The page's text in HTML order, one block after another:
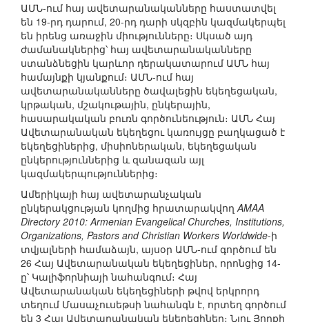
ԱՄՆ-ում հայ ավետարանականները հաստատվել
են 19-րդ դարում, 20-րդ դարի սկզբին կազմակերպել
են իրենց առաջին միությունները։ Սկսած այդ
ժամանակներից՝ հայ ավետարանականները
ստանձնեցին կարևոր դերակատարում ԱՄՆ հայ
համայնքի կյանքում։ ԱՄՆ-ում հայ
ավետարանականները ծավալեցին եկեղեցական,
կրթական, մշակութային, ընկերային,
հասարակական բուռն գործունեություն։ ԱՄՆ Հայ
Ավետարանական եկեղեցու կառույցը բաղկացած է
եկեղեցիներից, միսիոներական, եկեղեցական
ընկերություններից և զանազան այլ
կազմակերպություններից։
Ամերիկայի հայ ավետարանչական
ընկերակցության կողմից հրատարակվողAMAA
Directory 2010: Armenian Evangelical Churches, Institutions,
Organizations, Pastors and Christian Workers Worldwide-ի
տվյալների համաձայն, այսօր ԱՄՆ-ում գործում են
26 Հայ Ավետարանական եկեղեցիներ, որոնցից 14-
ը՝ Կալիֆորնիայի նահանգում։ Հայ
Ավետարանական եկեղեցիների թվով երկրորդ
տեղում Մասաչուսեթսի նահանգն է, որտեղ գործում
են 3 Հայ Ավետարանական եկեղեցիներ։ Նյու Յորքի